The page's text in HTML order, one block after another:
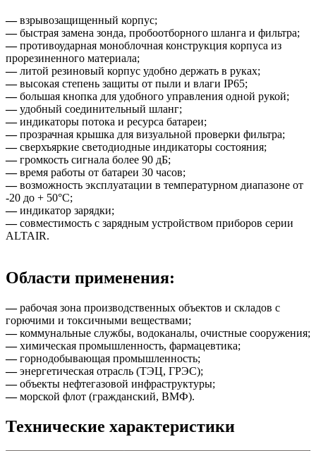
—взрывозащищенный корпус;
—быстрая замена зонда, пробоотборного шланга и фильтра;
—противоударная моноблочная конструкция корпуса из
прорезиненного материала;
—литой резиновый корпус удобно держать в руках;
—высокая степень защиты от пыли и влаги IP65;
—большая кнопка для удобного управления одной рукой;
—удобный соединительный шланг;
—индикаторы потока и ресурса батареи;
—прозрачная крышка для визуальной проверки фильтра;
—сверхъяркие светодиодные индикаторы состояния;
—громкость сигнала более 90 дБ;
—время работы от батареи 30 часов;
—возможность эксплуатации в температурном диапазоне от
-20 до + 50°C;
—индикатор зарядки;
—совместимость с зарядным устройством приборов серии
ALTAIR.
Области применения:
—рабочая зона производственных объектов и складов с
горючими и токсичными веществами;
—коммунальные службы, водоканалы, очистные сооружения;
—химическая промышленность, фармацевтика;
—горнодобывающая промышленность;
—энергетическая отрасль (ТЭЦ, ГРЭС);
—объекты нефтегазовой инфраструктуры;
—морской флот (гражданский, ВМФ).
Технические характеристики